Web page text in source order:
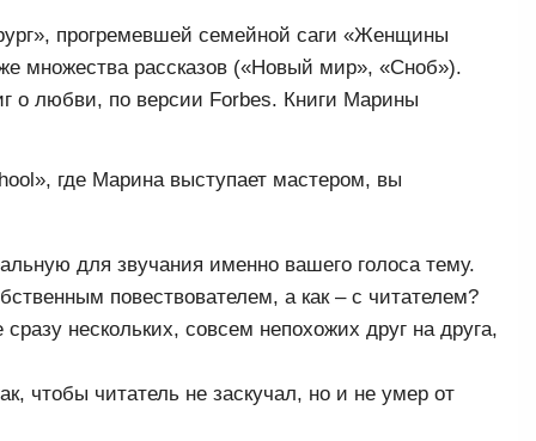
прогремевшей семейной саги «Женщины
множества рассказов («Новый мир», «Сноб»).
о любви, по версии Forbes. Книги Марины
где Марина выступает мастером, вы
для звучания именно вашего голоса тему.
повествователем, а как – с читателем?
нескольких, совсем непохожих друг на друга,
чтобы читатель не заскучал, но и не умер от